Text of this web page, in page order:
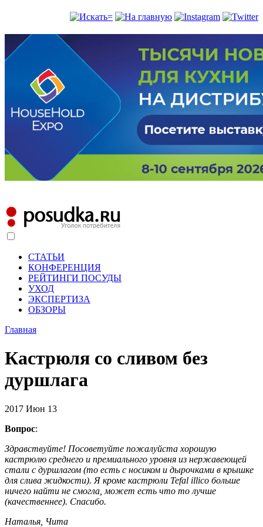
СТАТЬИ
КОНФЕРЕНЦИЯ
РЕЙТИНГИ ПОСУДЫ
УХОД
ЭКСПЕРТИЗА
ОБЗОРЫ
Главная
Кастрюля со сливом без
дуршлага
2017 Июн 13
Вопрос:
Здравствуйте! Посоветуйте пожалуйста хорошую
кастрюлю среднего и премиального уровня из нержавеющей
стали с дуршлагом (то есть с носиком и дырочками в крышке
для слива жидкости). Я кроме кастрюли Tefal illico больше
ничего найти не смогла, может есть что то лучше
(качественнее). Спасибо.
Наталья, Чита